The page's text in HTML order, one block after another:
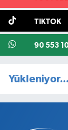
TIKTOK
90 553
Yükleniyor...